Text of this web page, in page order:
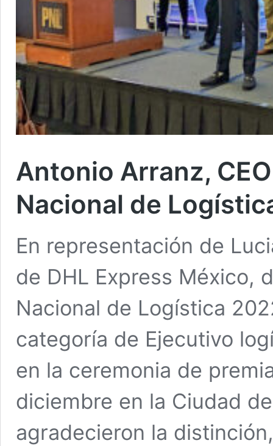
Antonio Arranz,
Nacional de
En representación de
de DHL Express México,
Nacional de Logística
categoría de Ejecutivo
en la ceremonia de
diciembre en la Ciudad
agradecieron la